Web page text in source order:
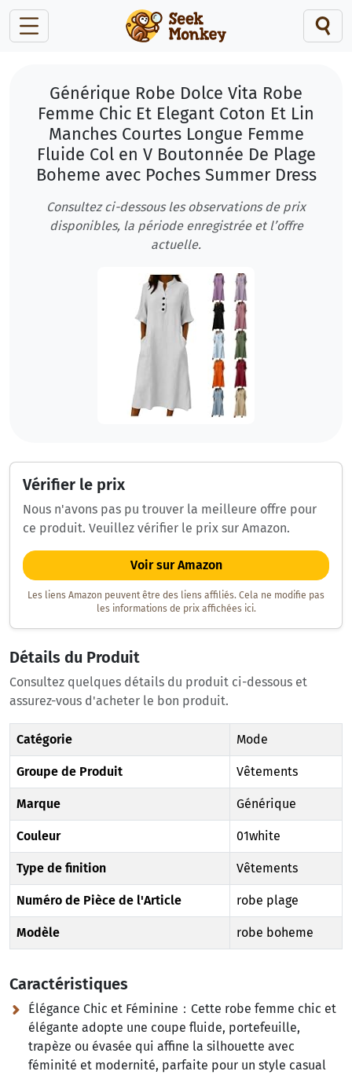
Générique Robe Dolce Vita Robe
Femme Chic Et Elegant Coton Et Lin
Manches Courtes Longue Femme
Fluide Col en V Boutonnée De Plage
Boheme avec Poches Summer Dress
Consultez ci-dessous les observations de prix
disponibles, la période enregistrée et l’offre
actuelle.
Vérifier le prix
Nous n'avons pas pu trouver la meilleure offre pour
ce produit. Veuillez vérifier le prix sur Amazon.
Voir sur Amazon
Les liens Amazon peuvent être des liens affiliés. Cela ne modifie pas
les informations de prix affichées ici.
Détails du Produit
Consultez quelques détails du produit ci-dessous et
assurez-vous d'acheter le bon produit.
Catégorie Mode
Groupe de Produit Vêtements
Marque Générique
Couleur 01white
Type de finition Vêtements
Numéro de Pièce de l'Article robe plage
Modèle robe boheme
Caractéristiques
Élégance Chic et Féminine：Cette robe femme chic et
élégante adopte une coupe fluide, portefeuille,
trapèze ou évasée qui affine la silhouette avec
féminité et modernité, parfaite pour un style casual